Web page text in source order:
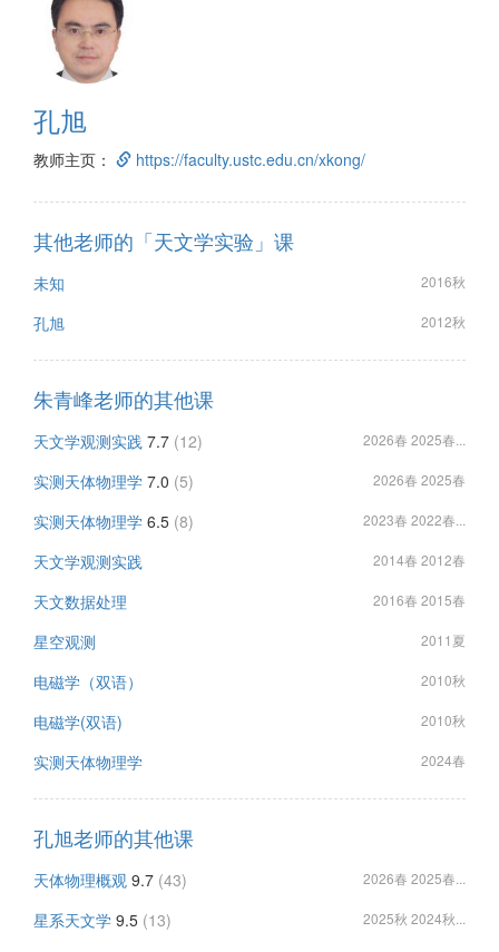
孔旭
教师主页： https://faculty.ustc.edu.cn/xkong/
其他老师的「天文学实验」课
未知 2016秋
孔旭 2012秋
朱青峰老师的其他课
天文学观测实践 7.7 (12) 2026春 2025春...
实测天体物理学 7.0 (5) 2026春 2025春
实测天体物理学 6.5 (8) 2023春 2022春...
天文学观测实践 2014春 2012春
天文数据处理 2016春 2015春
星空观测 2011夏
电磁学（双语） 2010秋
电磁学(双语) 2010秋
实测天体物理学 2024春
孔旭老师的其他课
天体物理概观 9.7 (43) 2026春 2025春...
星系天文学 9.5 (13) 2025秋 2024秋...